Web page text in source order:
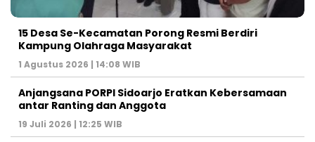
15 Desa Se-Kecamatan Porong Resmi Berdiri
Kampung Olahraga Masyarakat
1 Agustus 2026 | 14:08 WIB
Anjangsana PORPI Sidoarjo Eratkan Kebersamaan
antar Ranting dan Anggota
19 Juli 2026 | 12:25 WIB